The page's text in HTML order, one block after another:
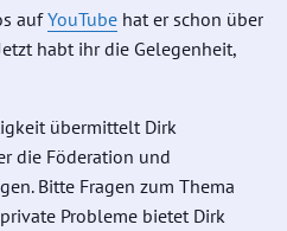
aufYouTube hat er schon über
habt ihr die Gelegenheit,
übermittelt Dirk
die Föderation und
Bitte Fragen zum Thema
Probleme bietet Dirk